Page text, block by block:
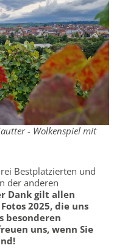
- Wolkenspiel mit
Bestplatzierten und
der anderen
Dank gilt allen
2025, die uns
besonderen
uns, wenn Sie